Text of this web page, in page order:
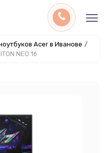
Acer в Иванове /
NEO 16